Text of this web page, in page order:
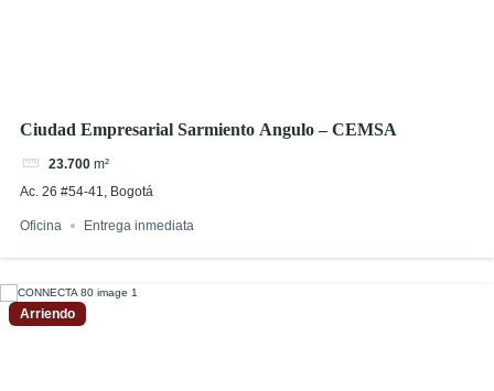
Ciudad Empresarial Sarmiento Angulo – CEMSA
23.700 m²
Ac. 26 #54-41, Bogotá
Oficina Entrega inmediata
Arriendo